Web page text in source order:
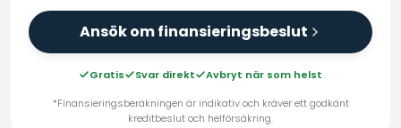
Reklamationer
Ansök om finansieringsbeslut
Gratis Svar direkt
Avbryt när som helst
*Finansieringsberäkningen är indikativ och kräver ett godkänt
kreditbeslut och helförsäkring.